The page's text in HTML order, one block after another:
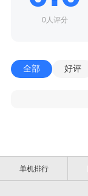
0人评分
全部 好评
单机排行